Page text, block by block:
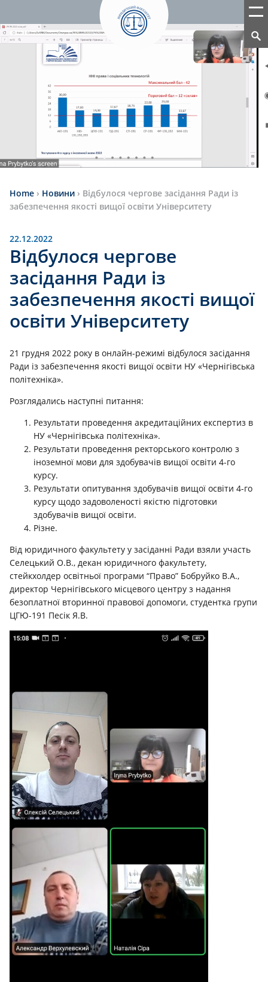
Home › Новини › Відбулося чергове засідання Ради із
забезпечення якості вищої освіти Університету
22.12.2022
Відбулося чергове
засідання Ради із
забезпечення якості вищої
освіти Університету
21 грудня 2022 року в онлайн-режимі відбулося засідання
Ради із забезпечення якості вищої освіти НУ «Чернігівська
політехніка».
Розглядались наступні питання:
Результати проведення акредитаційних експертиз в
НУ «Чернігівська політехніка».
Результати проведення ректорського контролю з
іноземної мови для здобувачів вищої освіти 4-го
курсу.
Результати опитування здобувачів вищої освіти 4-го
курсу щодо задоволеності якістю підготовки
здобувачів вищої освіти.
Різне.
Від юридичного факультету у засіданні Ради взяли участь
Селецький О.В., декан юридичного факультету,
стейкхолдер освітньої програми “Право” Бобруйко В.А.,
директор Чернігівського місцевого центру з надання
безоплатної вторинної правової допомоги, студентка групи
ЦГЮ-191 Песік Я.В.